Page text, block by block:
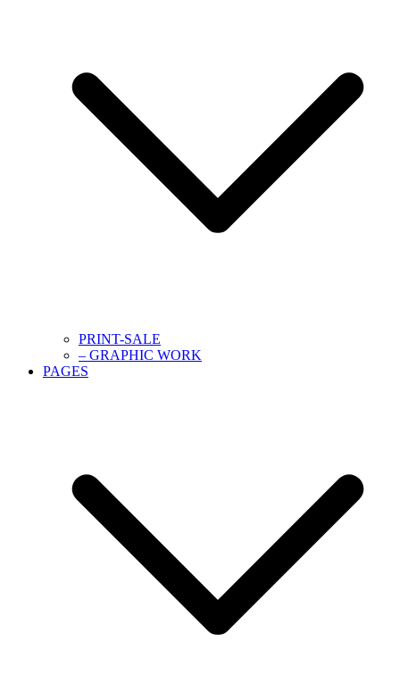
PRINT-SALE
– GRAPHIC WORK
PAGES